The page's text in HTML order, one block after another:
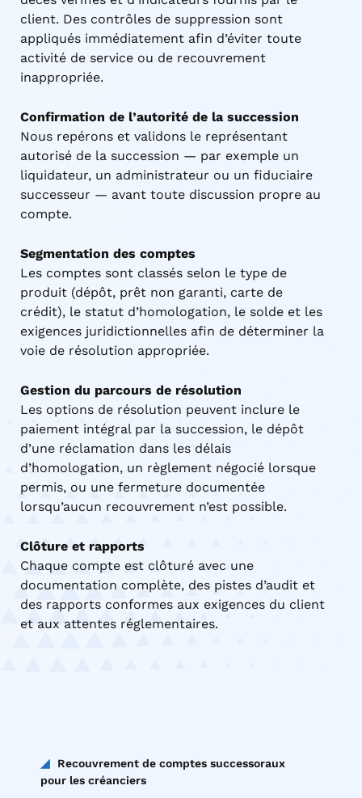
client. Des contrôles de suppression sont
appliqués immédiatement afin d’éviter toute
activité de service ou de recouvrement
inappropriée.
Confirmation de l’autorité de la succession
Nous repérons et validons le représentant
autorisé de la succession — par exemple un
liquidateur, un administrateur ou un fiduciaire
successeur — avant toute discussion propre au
compte.
Segmentation des comptes
Les comptes sont classés selon le type de
produit (dépôt, prêt non garanti, carte de
crédit), le statut d’homologation, le solde et les
exigences juridictionnelles afin de déterminer la
voie de résolution appropriée.
Gestion du parcours de résolution
Les options de résolution peuvent inclure le
paiement intégral par la succession, le dépôt
d’une réclamation dans les délais
d’homologation, un règlement négocié lorsque
permis, ou une fermeture documentée
lorsqu’aucun recouvrement n’est possible.
Clôture et rapports
Chaque compte est clôturé avec une
documentation complète, des pistes d’audit et
des rapports conformes aux exigences du client
et aux attentes réglementaires.
Recouvrement de comptes successoraux
pour les créanciers